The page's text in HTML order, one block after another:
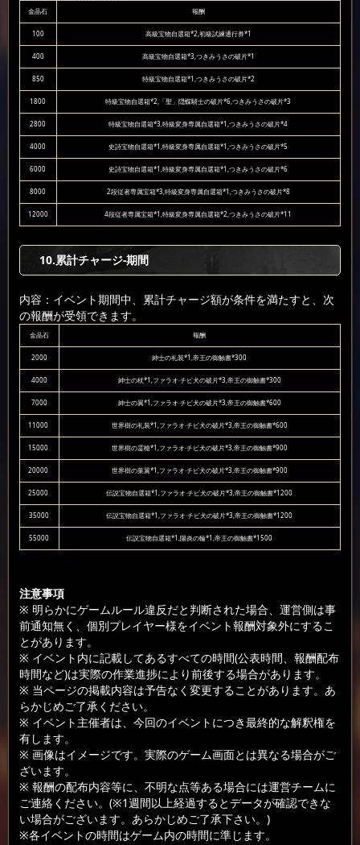
金晶石 報酬
100 高級宝物自選箱*2,初級試練通行券*1
400 高級宝物自選箱*3,つきみうさの破片*1
850 特級宝物自選箱*1,つきみうさの破片*2
1800 特級宝物自選箱*2,「聖」隠蝶騎士の破片*6,つきみうさの破片*3
2800 特級宝物自選箱*3,特級変身専属自選箱*1,つきみうさの破片*4
4000 史詩宝物自選箱*1,特級変身専属自選箱*1,つきみうさの破片*5
6000 史詩宝物自選箱*1,特級変身専属自選箱*1,つきみうさの破片*6
8000 2段従者専属宝箱*3,特級変身専属自選箱*1,つきみうさの破片*8
12000 4段従者専属宝箱*1,特級変身専属自選箱*2,つきみうさの破片*11
10.累計チャージ-期間
内容：イベント期間中、累計チャージ額が条件を満たすと、次
の報酬が受領できます。
金晶石 報酬
2000 紳士の礼装*1,帝王の御触書*300
4000 紳士の杖*1,ファラオ·チビ犬の破片*3,帝王の御触書*300
7000 紳士の翼*1,ファラオ·チビ犬の破片*3,帝王の御触書*600
11000 世界樹の礼装*1,ファラオ·チビ犬の破片*3,帝王の御触書*600
15000 世界樹の霊槍*1,ファラオ·チビ犬の破片*3,帝王の御触書*900
20000 世界樹の葉翼*1,ファラオ·チビ犬の破片*3,帝王の御触書*900
25000 伝説宝物自選箱*1,ファラオ·チビ犬の破片*3,帝王の御触書*1200
35000 伝説宝物自選箱*1,ファラオ·チビ犬の破片*3,帝王の御触書*1200
55000 伝説宝物自選箱*1,陽炎の輪*1,帝王の御触書*1500
注意事項
※ 明らかにゲームルール違反だと判断された場合、運営側は事
前通知無く、個別プレイヤー様をイベント報酬対象外にするこ
とがあります。
※ イベント内に記載してあるすべての時間(公表時間、報酬配布
時間など)は実際の作業進捗により前後する場合があります。
※ 当ページの掲載内容は予告なく変更することがあります。あ
らかじめご了承ください。
※ イベント主催者は、今回のイベントにつき最終的な解釈権を
有します。
※ 画像はイメージです。実際のゲーム画面とは異なる場合がご
ざいます。
※ 報酬の配布内容等に、不明な点等ある場合には運営チームに
ご連絡ください。(※1週間以上経過するとデータが確認できな
い場合がございます。あらかじめご了承下さい。)
※各イベントの時間はゲーム内の時間に準じます。